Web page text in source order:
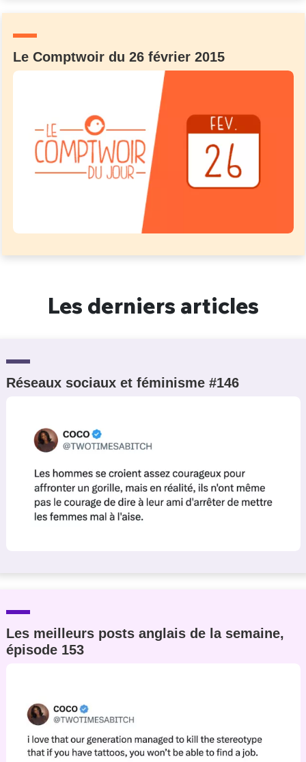
Le Comptwoir du 26 février 2015
Les derniers articles
Réseaux sociaux et féminisme #146
Les meilleurs posts anglais de la semaine,
épisode 153
C'EST PARTI